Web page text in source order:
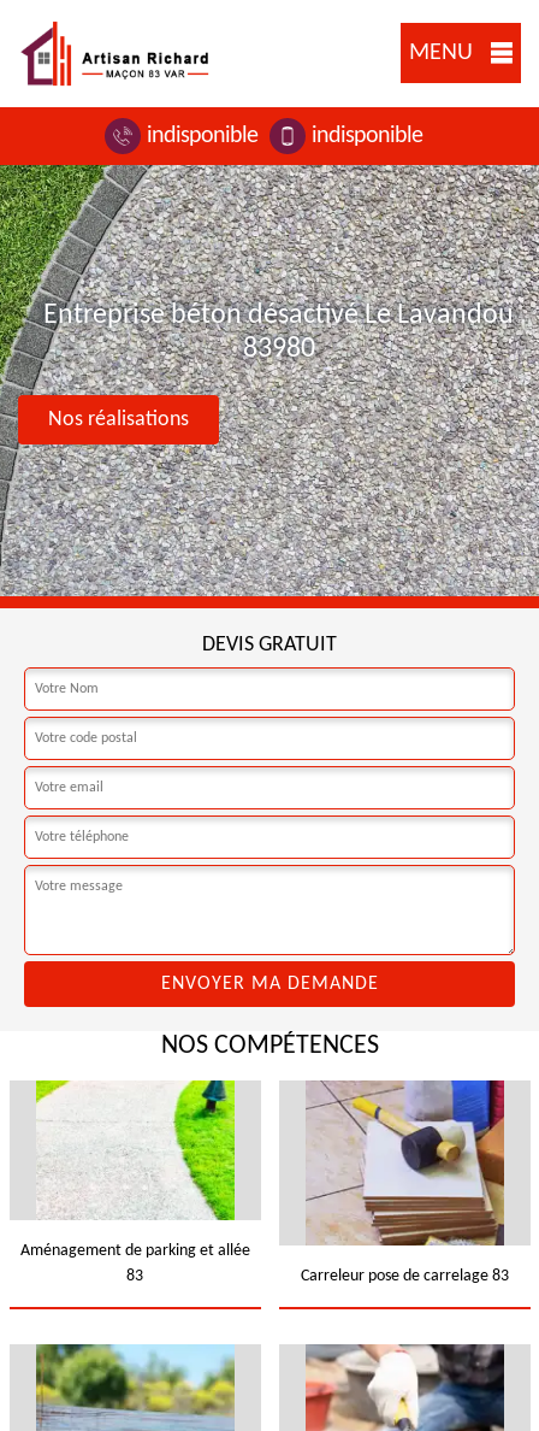
MENU
indisponible indisponible
Entreprise béton désactivé Le Lavandou
83980
Nos réalisations
DEVIS GRATUIT
NOS COMPÉTENCES
Aménagement de parking et allée
83
Carreleur pose de carrelage 83